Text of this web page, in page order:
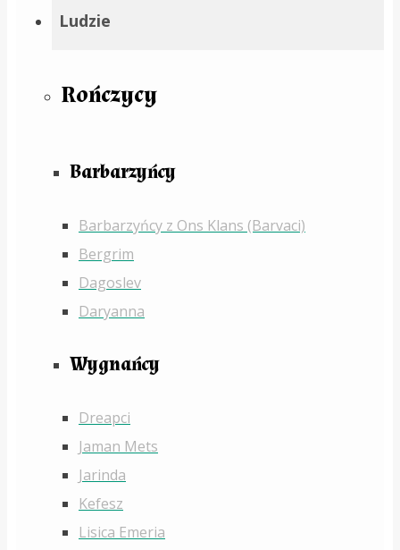
Ludzie
Rończycy
Barbarzyńcy
Barbarzyńcy z Ons Klans (Barvaci)
Bergrim
Dagoslev
Daryanna
Wygnańcy
Dreapci
Jaman Mets
Jarinda
Kefesz
Lisica Emeria